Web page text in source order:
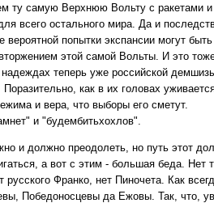
ту самую Верхнюю Вольту с ракетами и
всего остального мира. Да и
вероятной попытки экспансии могут быть
этой самой Вольты. И это
теперь уже российской
как в их головах
и вера, что выборы его сметут.
и "будембитьхохлов".
и должно преодолеть, но путь этот
а вот с этим - большая беда. Нет
Франко, нет Пиночета. Как
Победоносцевы да Ежовы. Так, что,